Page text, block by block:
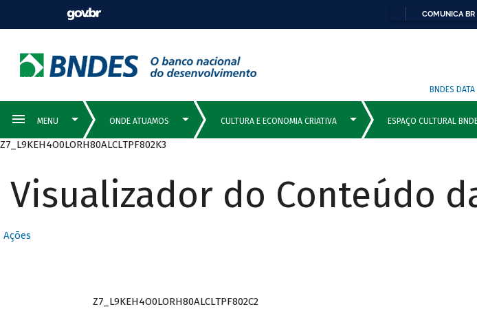
COMUNICA BR
BNDES DATA
Z7_L9KEH4O0LORH80ALCLTPF802K3
Visualizador do Conteúdo
Ações
Z7_L9KEH4O0LORH80ALCLTPF802C2